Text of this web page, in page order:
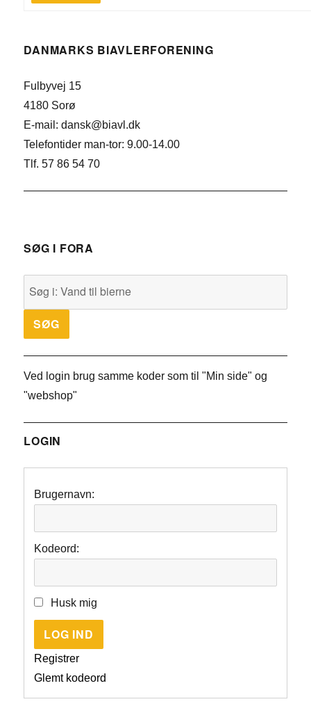
DANMARKS BIAVLERFORENING
Fulbyvej 15
4180 Sorø
E-mail: dansk@biavl.dk
Telefontider man-tor: 9.00-14.00
Tlf. 57 86 54 70
SØG I FORA
Ved login brug samme koder som til "Min side" og
"webshop"
LOGIN
Brugernavn:
Kodeord:
Husk mig
LOG IND
Registrer
Glemt kodeord